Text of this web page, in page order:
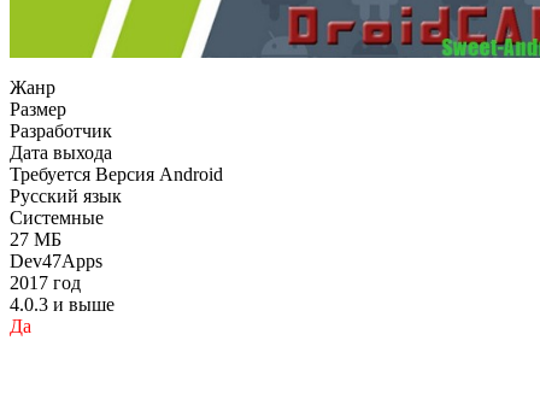
Жанр
Размер
Разработчик
Дата выхода
Требуется Версия Android
Русский язык
Системные
27 МБ
Dev47Apps
2017 год
4.0.3 и выше
Да